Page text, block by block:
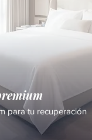
para tu recuperación